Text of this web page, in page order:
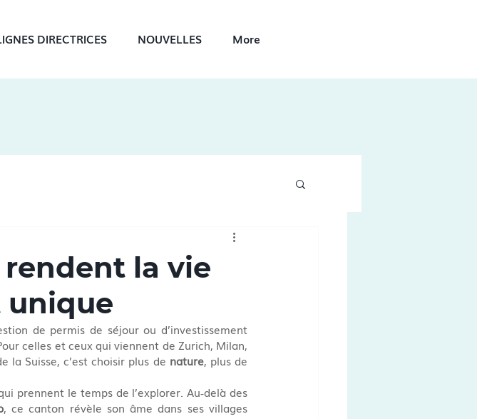
DIRECTRICES NOUVELLES More
la vie
unique
de permis de séjour ou d’investissement
celles et ceux qui viennent de Zurich, Milan,
la Suisse, c’est choisir plus de nature
prennent le temps de l’explorer. Au‑delà des
, ce canton révèle son âme dans ses villages